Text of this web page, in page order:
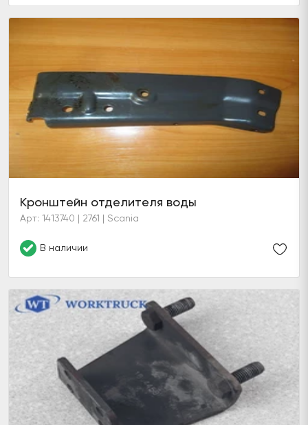
Кронштейн отделителя воды
Арт: 1413740 | 2761 | Scania
В наличии